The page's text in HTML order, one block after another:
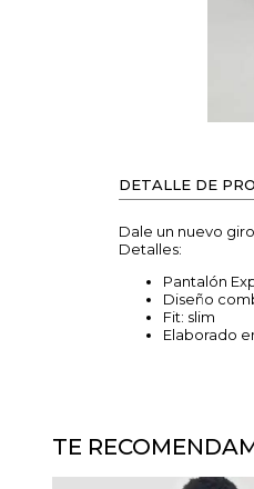
DETALLE DE
Dale un nuevo
Detalles:
Pantalón
Diseño
Fit: slim
Elaborado
TE